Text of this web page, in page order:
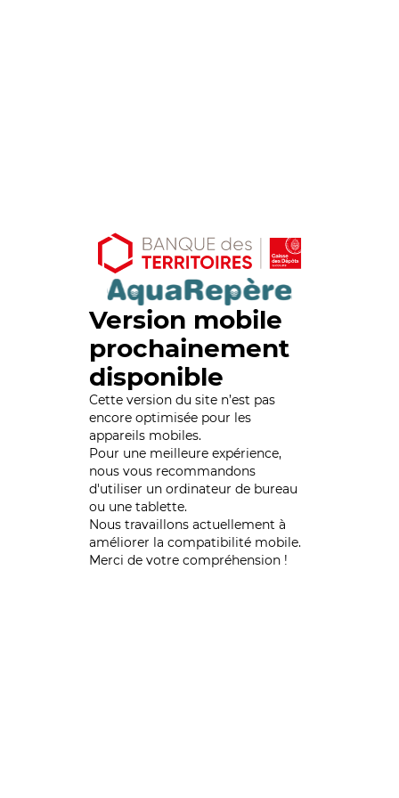
Version mobile
prochainement
disponible
Cette version du site n’est pas
encore optimisée pour les
appareils mobiles.
Pour une meilleure expérience,
nous vous recommandons
d'utiliser un ordinateur de bureau
ou une tablette.
Nous travaillons actuellement à
améliorer la compatibilité mobile.
Merci de votre compréhension !